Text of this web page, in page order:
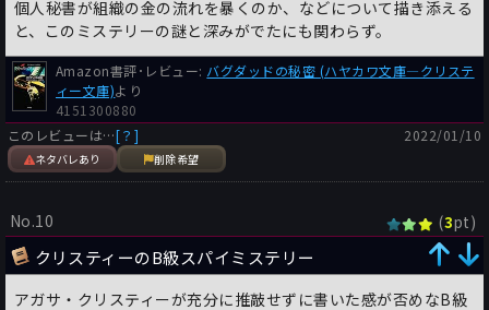
個人秘書が組織の金の流れを暴くのか、などについて描き添える
と、このミステリーの謎と深みがでたにも関わらず。
Amazon書評･レビュー: バグダッドの秘密 (ハヤカワ文庫―クリステ
ィー文庫)より
4151300880
このレビューは…[？]
ネタバレあり 削除希望
2022/01/10
No.10 (3pt)
クリスティーのB級スパイミステリー
アガサ・クリスティーが充分に推敲せずに書いた感が否めなB級